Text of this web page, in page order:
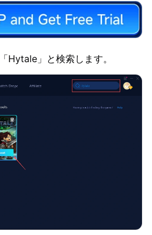
Hytale」と検索します。